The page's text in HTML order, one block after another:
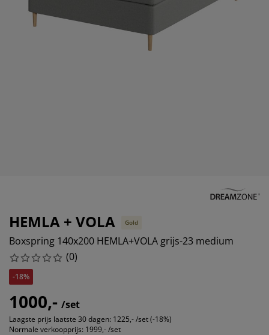
en accessoires
HEMLA + VOLA Gold
Boxspring 140x200 HEMLA+VOLA grijs-23 medium
(0)
-18%
1000,- /set
Laagste prijs laatste 30 dagen: 1225,- /set (-18%)
Normale verkoopprijs: 1999,- /set